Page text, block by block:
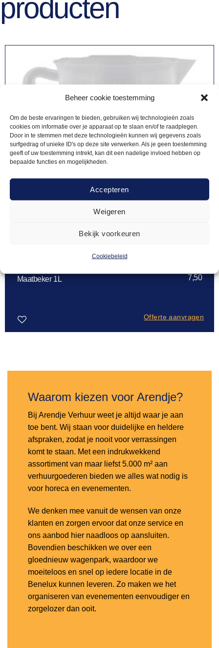
Beheer cookie toestemming
Om de beste ervaringen te bieden, gebruiken wij technologieën zoals
cookies om informatie over je apparaat op te slaan en/of te raadplegen.
Door in te stemmen met deze technologieën kunnen wij gegevens zoals
surfgedrag of unieke ID's op deze site verwerken. Als je geen toestemming
geeft of uw toestemming intrekt, kan dit een nadelige invloed hebben op
bepaalde functies en mogelijkheden.
Accepteren
Weigeren
Bekijk voorkeuren
Cookiebeleid
producten
Maatbeker 1L 7,50
Offerte aanvragen
Waarom kiezen voor Arendje?
Bij Arendje Verhuur weet je altijd waar je aan
toe bent. Wij staan voor duidelijke en heldere
afspraken, zodat je nooit voor verrassingen
komt te staan. Met een indrukwekkend
assortiment van maar liefst 5.000 m² aan
verhuurgoederen bieden we alles wat nodig is
voor horeca en evenementen.
We denken mee vanuit de wensen van onze
klanten en zorgen ervoor dat onze service en
ons aanbod hier naadloos op aansluiten.
Bovendien beschikken we over een
gloednieuw wagenpark, waardoor we
moeiteloos en snel op iedere locatie in de
Benelux kunnen leveren. Zo maken we het
organiseren van evenementen eenvoudiger en
zorgelozer dan ooit.